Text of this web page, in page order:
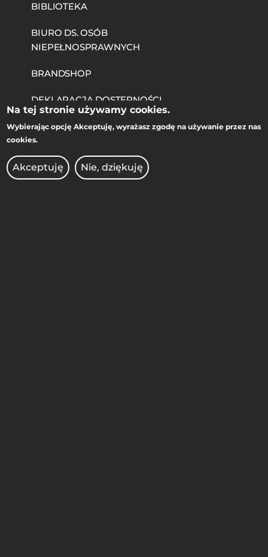
BIBLIOTEKA
BIURO DS. OSÓB
NIEPEŁNOSPRAWNYCH
BRANDSHOP
DEKLARACJA DOSTĘPNOŚCI
KIERUNKI STUDIÓW
OCHRONA DANYCH
Na tej stronie używamy cookies.
Wybierając opcjęAkceptuję, wyrażasz zgodę na używanie przez nas
cookies.
Akceptuję Nie, dziękuję